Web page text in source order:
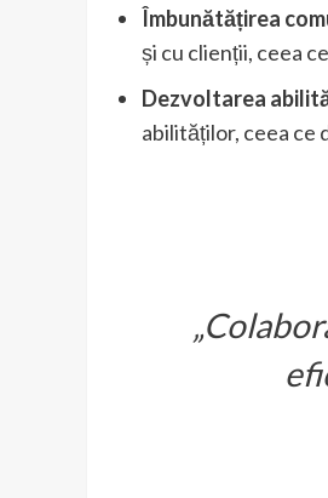
Îmbunătățirea
și cu clienții, ceea
Dezvoltarea
abilităților, ceea ce